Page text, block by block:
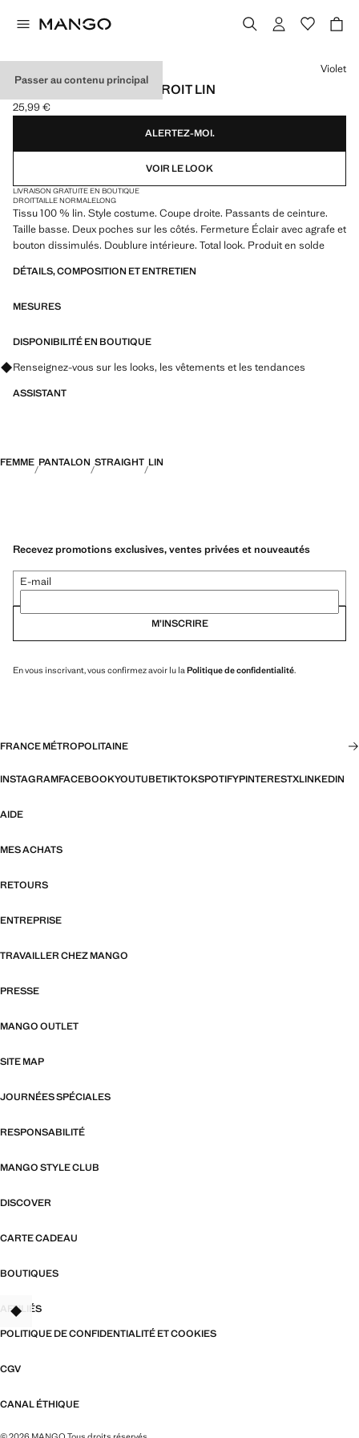
Passer au contenu principal
PANTALON COSTUME DROIT LIN
Prix actuel [25,99 € ]
25,99 €
Choisissez une couleur
Violet
ALERTEZ-MOI.
VOIR LE LOOK
LIVRAISON GRATUITE EN BOUTIQUE
DROITTAILLE NORMALELONG
Tissu 100 % lin. Style costume. Coupe droite. Passants de ceinture.
Taille basse. Deux poches sur les côtés. Fermeture Éclair avec agrafe et
bouton dissimulés. Doublure intérieure. Total look. Produit en solde
DÉTAILS, COMPOSITION ET ENTRETIEN
MESURES
DISPONIBILITÉ EN BOUTIQUE
Renseignez-vous sur les looks, les vêtements et les tendances
ASSISTANT
FEMME PANTALON STRAIGHT LIN
Recevez promotions exclusives, ventes privées et nouveautés
E-mail
M’INSCRIRE
En vous inscrivant, vous confirmez avoir lu la Politique de confidentialité.
FRANCE MÉTROPOLITAINE
INSTAGRAMFACEBOOKYOUTUBETIKTOKSPOTIFYPINTERESTXLINKEDIN
AIDE
MES ACHATS
RETOURS
ENTREPRISE
TRAVAILLER CHEZ MANGO
PRESSE
MANGO OUTLET
SITE MAP
JOURNÉES SPÉCIALES
RESPONSABILITÉ
MANGO STYLE CLUB
DISCOVER
CARTE CADEAU
BOUTIQUES
AFFILIÉS
POLITIQUE DE CONFIDENTIALITÉ ET COOKIES
CGV
CANAL ÉTHIQUE